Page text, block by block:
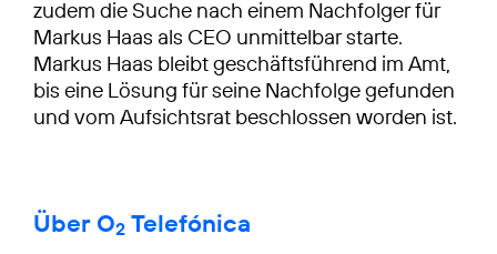
zudem die Suche nach einem Nachfolger für
Markus Haas als CEO unmittelbar starte.
Markus Haas bleibt geschäftsführend im Amt,
bis eine Lösung für seine Nachfolge gefunden
und vom Aufsichtsrat beschlossen worden ist.
Über O2 Telefónica